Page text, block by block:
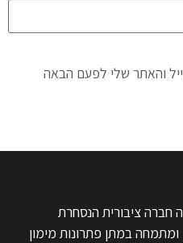
והאתר שלי לפעם הבאה
ציבורית הנסחרת
במתן פתרונות מימון